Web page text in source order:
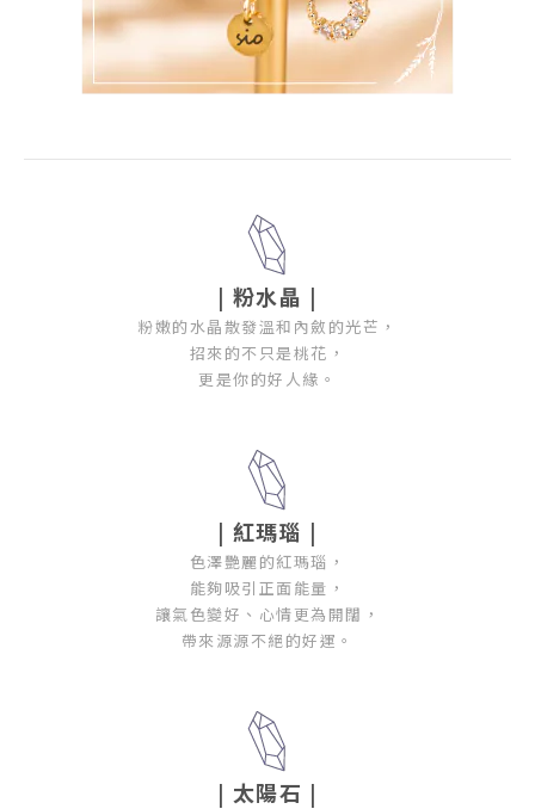
| 粉水晶 |
粉嫩的水晶散發溫和內斂的光芒，
招來的不只是桃花，
更是你的好人緣。
| 紅瑪瑙 |
色澤艷麗的紅瑪瑙，
能夠吸引正面能量，
讓氣色變好、心情更為開闊，
帶來源源不絕的好運。
| 太陽石 |